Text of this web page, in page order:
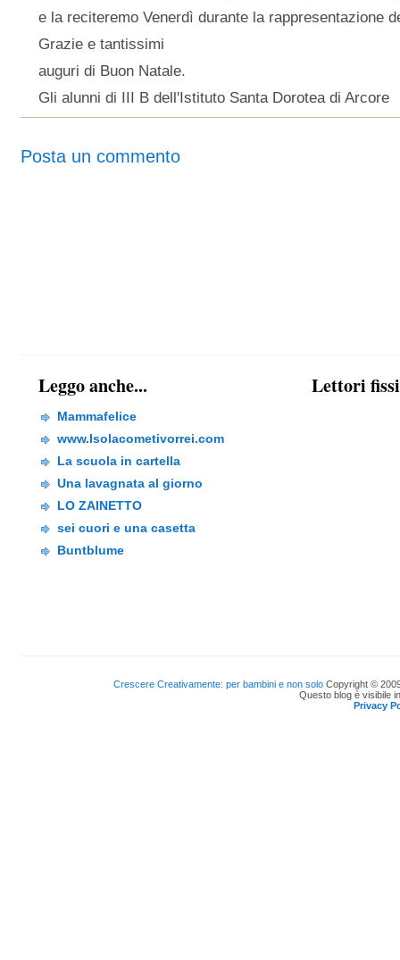
e la reciteremo Venerdì durante la rappresentazione
Grazie e tantissimi
auguri di Buon Natale.
Gli alunni di III B dell'Istituto Santa Dorotea di Arcore
Posta un commento
Leggo anche...
Mammafelice
www.Isolacometivorrei.com
La scuola in cartella
Una lavagnata al giorno
LO ZAINETTO
sei cuori e una casetta
Buntblume
Lettori fissi
Crescere Creativamente: per bambini e non solo Copyright ©
Questo blog è visibile
Privacy